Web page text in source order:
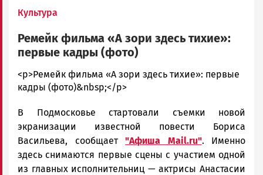
Культура
Ремейк фильма «А зори здесь тихие»:
первые кадры (фото)
admintimur
Новости
и
Карелии
|
Петрозаводск
ГОВОРИТ
<p>Ремейк фильма «А зори здесь тихие»: первые
кадры (фото)&nbsp;</p>
В Подмосковье стартовали съемки новой
экранизации известной повести Бориса
Васильева, сообщает "Афиша Mail.ru". Именно
здесь снимаются первые сцены с участием одной
из главных исполнительниц — актрисы Анастасии